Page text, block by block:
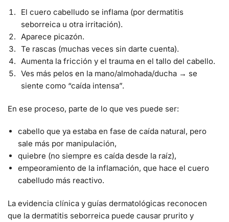
El cuero cabelludo se inflama (por dermatitis
seborreica u otra irritación).
Aparece picazón.
Te rascas (muchas veces sin darte cuenta).
Aumenta la fricción y el trauma en el tallo del cabello.
Ves más pelos en la mano/almohada/ducha → se
siente como “caída intensa”.
En ese proceso, parte de lo que ves puede ser:
cabello que ya estaba en fase de caída natural, pero
sale más por manipulación,
quiebre (no siempre es caída desde la raíz),
empeoramiento de la inflamación, que hace el cuero
cabelludo más reactivo.
La evidencia clínica y guías dermatológicas reconocen
que la dermatitis seborreica puede causar prurito y